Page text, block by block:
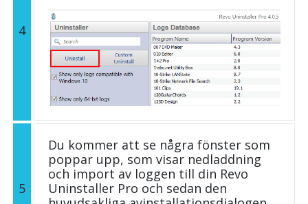
4
5
Du kommer att se några fönster som
poppar upp, som visar nedladdning
och import av loggen till din Revo
Uninstaller Pro och sedan den